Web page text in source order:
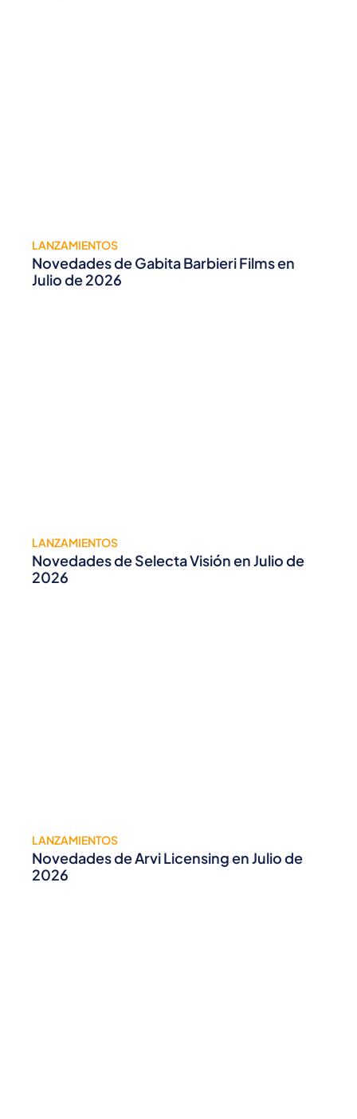
LANZAMIENTOS
Novedades de Gabita Barbieri Films en
Julio de 2026
LANZAMIENTOS
Novedades de Selecta Visión en Julio de
2026
LANZAMIENTOS
Novedades de Arvi Licensing en Julio de
2026